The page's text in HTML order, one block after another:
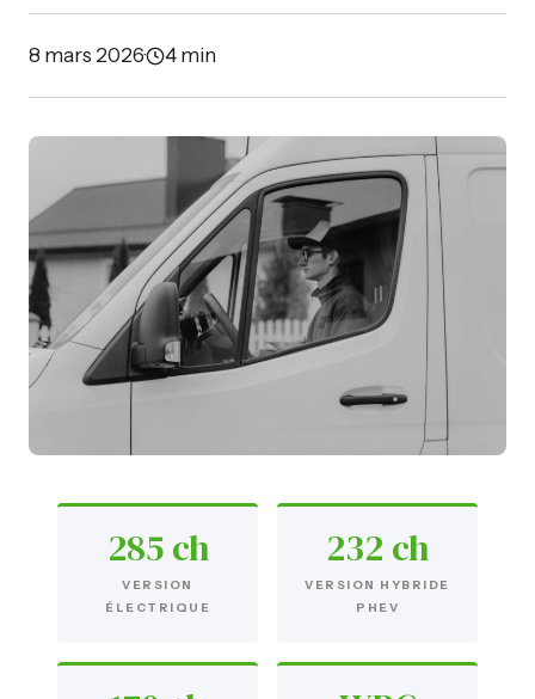
8 mars 2026· 4 min
285 ch
VERSION
ÉLECTRIQUE
232 ch
VERSION HYBRIDE
PHEV